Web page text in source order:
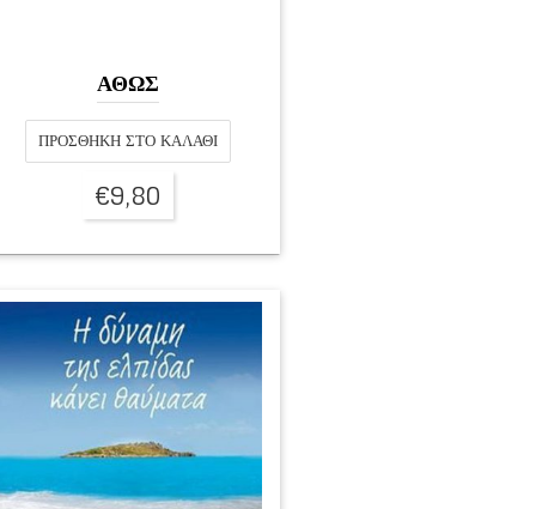
ΑΘΩΣ
ΠΡΟΣΘΉΚΗ ΣΤΟ ΚΑΛΆΘΙ
€9,80